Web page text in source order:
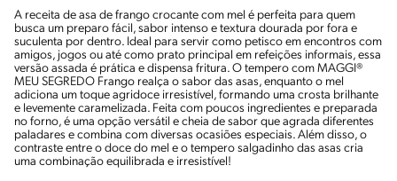
A receita de asa de frango crocante com mel é perfeita para quem
busca um preparo fácil, sabor intenso e textura dourada por fora e
suculenta por dentro. Ideal para servir como petisco em encontros com
amigos, jogos ou até como prato principal em refeições informais, essa
versão assada é prática e dispensa fritura. O tempero com MAGGI®
MEU SEGREDO Frango realça o sabor das asas, enquanto o mel
adiciona um toque agridoce irresistível, formando uma crosta brilhante
e levemente caramelizada. Feita com poucos ingredientes e preparada
no forno, é uma opção versátil e cheia de sabor que agrada diferentes
paladares e combina com diversas ocasiões especiais. Além disso, o
contraste entre o doce do mel e o tempero salgadinho das asas cria
uma combinação equilibrada e irresistível!